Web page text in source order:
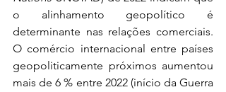
o alinhamento geopolítico é
determinante nas relações comerciais.
O comércio internacional entre países
geopoliticamente próximos aumentou
mais de 6 % entre 2022 (início da Guerra